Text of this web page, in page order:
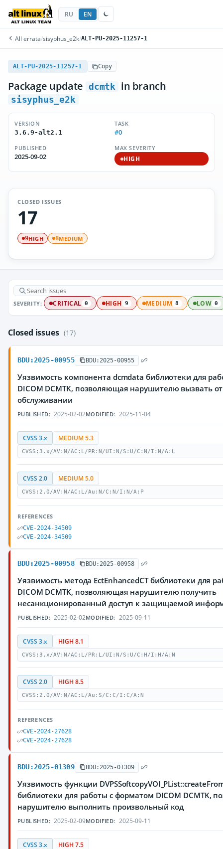
RU EN
All errata/sisyphus_e2k/ALT-PU-2025-11257-1
ALT-PU-2025-11257-1 Copy
Package update dcmtk in branch
sisyphus_e2k
VERSION
3.6.9-alt2.1
TASK
#0
PUBLISHED
2025-09-02
MAX SEVERITY
HIGH
CLOSED ISSUES
17
9HIGH 8MEDIUM
SEVERITY: CRITICAL 0 HIGH 9 MEDIUM 8 LOW 0
Closed issues (17)
BDU:2025-00955 BDU:2025-00955
Уязвимость компонента dcmdata библиотеки для
DICOM DCMTK, позволяющая нарушителю вызвать
обслуживании
PUBLISHED: 2025-02-02MODIFIED: 2025-11-04
CVSS 3.x MEDIUM 5.3
CVSS:3.x/AV:N/AC:L/PR:N/UI:N/S:U/C:N/I:N/A:L
CVSS 2.0 MEDIUM 5.0
CVSS:2.0/AV:N/AC:L/Au:N/C:N/I:N/A:P
REFERENCES
CVE-2024-34509
CVE-2024-34509
BDU:2025-00958 BDU:2025-00958
Уязвимость метода EctEnhancedCT библиотеки для
DICOM DCMTK, позволяющая нарушителю получить
несанкционированный доступ к защищаемой
PUBLISHED: 2025-02-02MODIFIED: 2025-09-11
CVSS 3.x HIGH 8.1
CVSS:3.x/AV:N/AC:L/PR:L/UI:N/S:U/C:H/I:H/A:N
CVSS 2.0 HIGH 8.5
CVSS:2.0/AV:N/AC:L/Au:S/C:C/I:C/A:N
REFERENCES
CVE-2024-27628
CVE-2024-27628
BDU:2025-01309 BDU:2025-01309
Уязвимость функции
библиотеки для работы с форматом DICOM DCMTK,
нарушителю выполнить произвольный код
PUBLISHED: 2025-02-09MODIFIED: 2025-09-11
CVSS 3.x HIGH 7.5